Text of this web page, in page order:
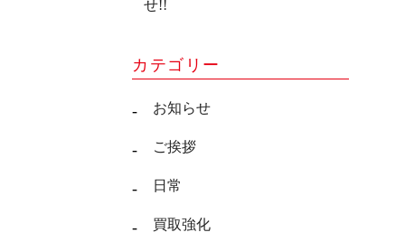
せ!!
カテゴリー
お知らせ
ご挨拶
日常
買取強化